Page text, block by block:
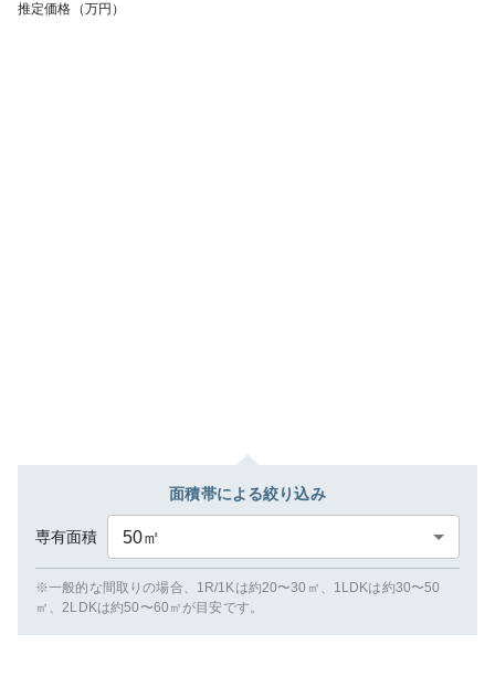
推定価格（万円）
面積帯による絞り込み
専有面積 50㎡
※一般的な間取りの場合、1R/1Kは約20〜30㎡、1LDKは約30〜50
㎡、2LDKは約50〜60㎡が目安です。